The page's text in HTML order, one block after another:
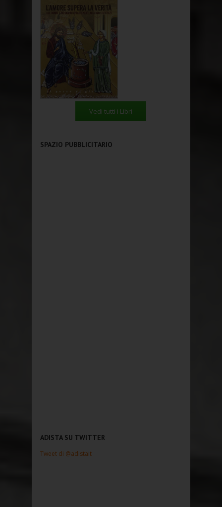
Vedi tutti i Libri
SPAZIO PUBBLICITARIO
ADISTA SU TWITTER
Tweet di @adistait